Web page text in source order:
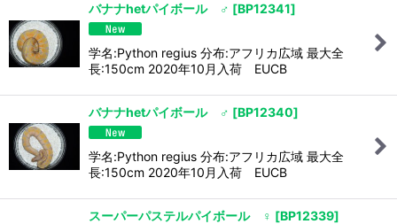
バナナhetパイボール ♂ [BP12341]
学名:Python regius 分布:アフリカ広域 最大全
長:150cm 2020年10月入荷 EUCB
バナナhetパイボール ♂ [BP12340]
学名:Python regius 分布:アフリカ広域 最大全
長:150cm 2020年10月入荷 EUCB
スーパーパステルパイボール ♀ [BP12339]